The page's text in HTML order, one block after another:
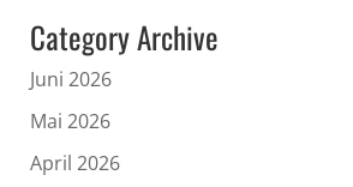
Category Archive
Juni 2026
Mai 2026
April 2026